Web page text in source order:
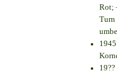
Rot;
Turn